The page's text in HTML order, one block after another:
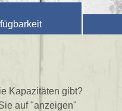
Kapazitäten gibt?
auf "anzeigen"